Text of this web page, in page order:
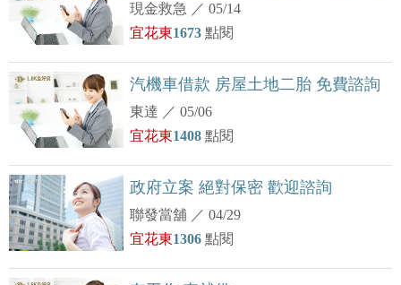
現金救急 ／05/14
宜花東1673點閱
汽機車借款 房屋土地二胎 免費諮詢
東達 ／05/06
宜花東1408點閱
政府立案 絕對保密 歡迎諮詢
聯發當舖 ／04/29
宜花東1306點閱